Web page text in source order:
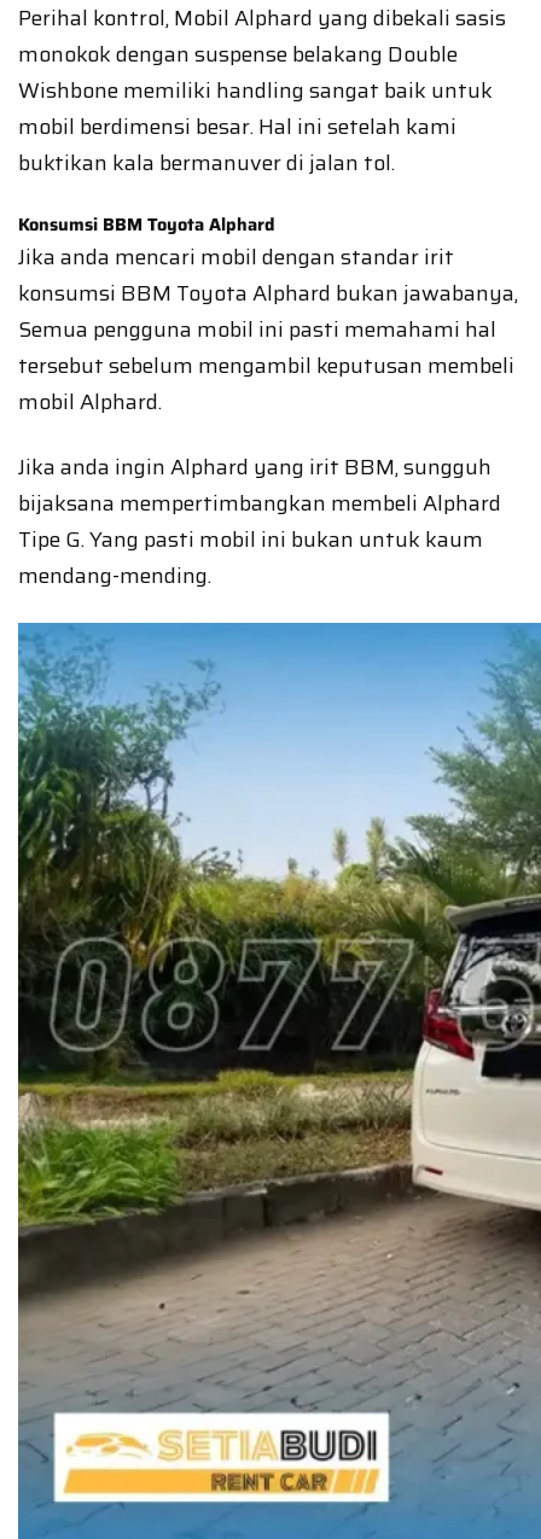
Perihal kontrol, Mobil Alphard yang dibekali sasis
monokok dengan suspense belakang Double
Wishbone memiliki handling sangat baik untuk
mobil berdimensi besar. Hal ini setelah kami
buktikan kala bermanuver di jalan tol.
Konsumsi BBM Toyota Alphard
Jika anda mencari mobil dengan standar irit
konsumsi BBM Toyota Alphard bukan jawabanya,
Semua pengguna mobil ini pasti memahami hal
tersebut sebelum mengambil keputusan membeli
mobil Alphard.
Jika anda ingin Alphard yang irit BBM, sungguh
bijaksana mempertimbangkan membeli Alphard
Tipe G. Yang pasti mobil ini bukan untuk kaum
mendang-mending.